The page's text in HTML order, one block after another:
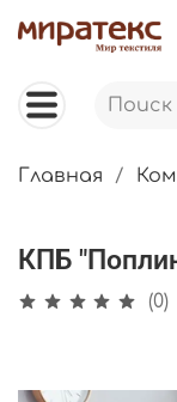
Главная
КПБ
(0)